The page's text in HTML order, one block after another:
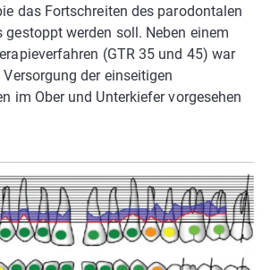
das Fortschreiten des parodontalen
gestoppt werden soll. Neben einem
(GTR 35 und 45) war
der einseitigen
im Ober­ und Unterkiefer vorgesehen